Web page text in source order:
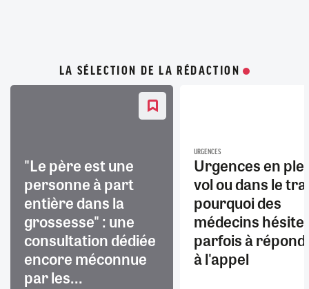
LA SÉLECTION DE LA RÉDACTION
"Le père est une
personne à part
entière dans la
grossesse" : une
consultation dédiée
encore méconnue
par les...
URGENCES
Urgences en
vol ou dans le
pourquoi des
médecins
parfois à
à l'appel